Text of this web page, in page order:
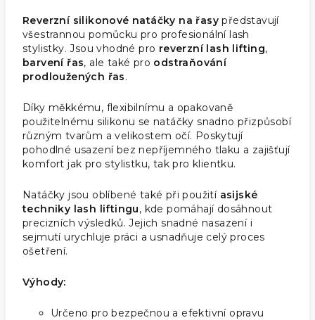
Reverzní silikonové natáčky na řasy představují
všestrannou pomůcku pro profesionální lash
stylistky. Jsou vhodné pro reverzní lash lifting,
barvení řas, ale také pro odstraňování
prodloužených řas.
Díky měkkému, flexibilnímu a opakovaně
použitelnému silikonu se natáčky snadno přizpůsobí
různým tvarům a velikostem očí. Poskytují
pohodlné usazení bez nepříjemného tlaku a zajišťují
komfort jak pro stylistku, tak pro klientku.
Natáčky jsou oblíbené také při použití asijské
techniky lash liftingu, kde pomáhají dosáhnout
precizních výsledků. Jejich snadné nasazení i
sejmutí urychluje práci a usnadňuje celý proces
ošetření.
Výhody:
Určeno pro bezpečnou a efektivní opravu